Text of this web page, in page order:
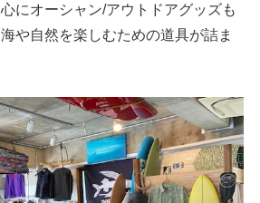
にオーシャン/アウトドアグッズも
や自然を楽しむための道具が詰ま